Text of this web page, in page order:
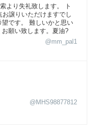
より失礼致します。 ト
譲りいただけますでし
望です。 難しいかと思い
願い致します。夏油?
@mm_pal1
@MHS98877812